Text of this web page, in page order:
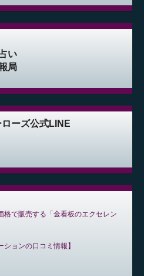
い
局
ーズ公式LINE
格で販売する「金看板のエクセレン
ションの口コミ情報